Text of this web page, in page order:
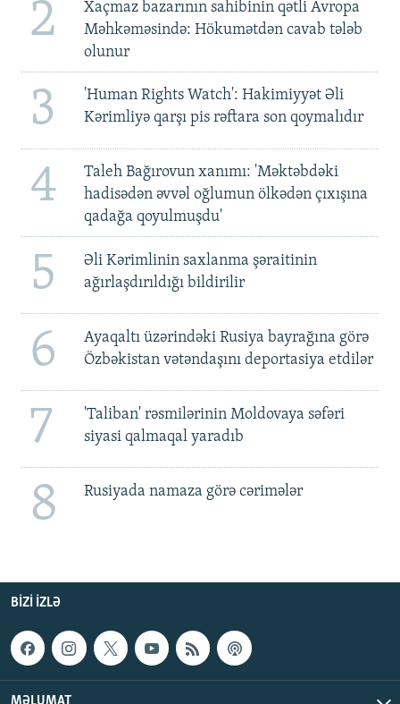
2
Xaçmaz bazarının sahibinin qətli Avropa
Məhkəməsində: Hökumətdən cavab tələb
olunur
3
'Human Rights Watch': Hakimiyyət Əli
Kərimliyə qarşı pis rəftara son qoymalıdır
4
Taleh Bağırovun xanımı: 'Məktəbdəki
hadisədən əvvəl oğlumun ölkədən çıxışına
qadağa qoyulmuşdu'
5
Əli Kərimlinin saxlanma şəraitinin
ağırlaşdırıldığı bildirilir
6
Ayaqaltı üzərindəki Rusiya bayrağına görə
Özbəkistan vətəndaşını deportasiya etdilər
7
'Taliban' rəsmilərinin Moldovaya səfəri
siyasi qalmaqal yaradıb
8 Rusiyada namaza görə cərimələr
BIZI IZLƏ
MƏLUMAT